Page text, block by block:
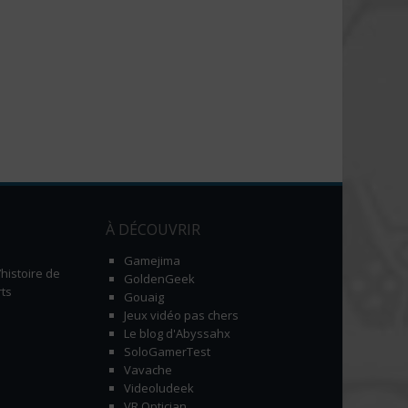
de
À DÉCOUVRIR
Gamejima
GoldenGeek
Gouaig
Jeux vidéo pas chers
Le blog d'Abyssahx
SoloGamerTest
Vavache
Videoludeek